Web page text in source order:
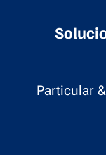
Particular